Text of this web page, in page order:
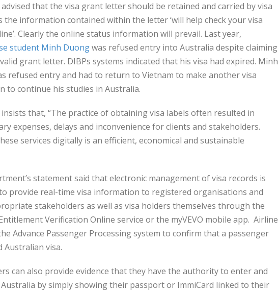
advised that the visa grant letter should be retained and carried by visa
the information contained within the letter ‘will help check your visa
Clearly the online status information will prevail. Last year,
student Minh Duongwas refused entry into Australia despite claiming
grant letter. DIBPs systems indicated that his visa had expired. Minh
refused entry and had to return to Vietnam to make another visa
to continue his studies in Australia.
insists that, “The practice of obtaining visa labels often resulted in
expenses, delays and inconvenience for clients and stakeholders.
services digitally is an efficient, economical and sustainable
statement said that electronic management of visa records is
provide real-time visa information to registered organisations and
stakeholders as well as visa holders themselves through the
Verification Online service or the myVEVO mobile app. Airline
Advance Passenger Processing system to confirm that a passenger
Australian visa.
can also provide evidence that they have the authority to enter and
by simply showing their passport or ImmiCard linked to their